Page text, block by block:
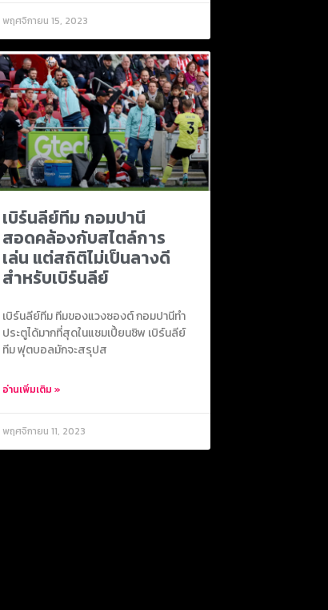
พฤศจิกายน 15, 2023
เบิร์นลีย์ทีม กอมปานี
สอดคล้องกับสไตล์การ
เล่น แต่สถิติไม่เป็นลางดี
สำหรับเบิร์นลีย์
เบิร์นลีย์ทีม ทีมของแวงซองต์ กอมปานีทำ
ประตูได้มากที่สุดในแชมเปี้ยนชิพ เบิร์นลีย์
ทีม ฟุตบอลมักจะสรุปส
อ่านเพิ่มเติม »
พฤศจิกายน 11, 2023